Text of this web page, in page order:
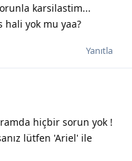
karsilastim...
yok mu yaa?
Yanıtla
hiçbir sorun yok !
lütfen 'Ariel' ile